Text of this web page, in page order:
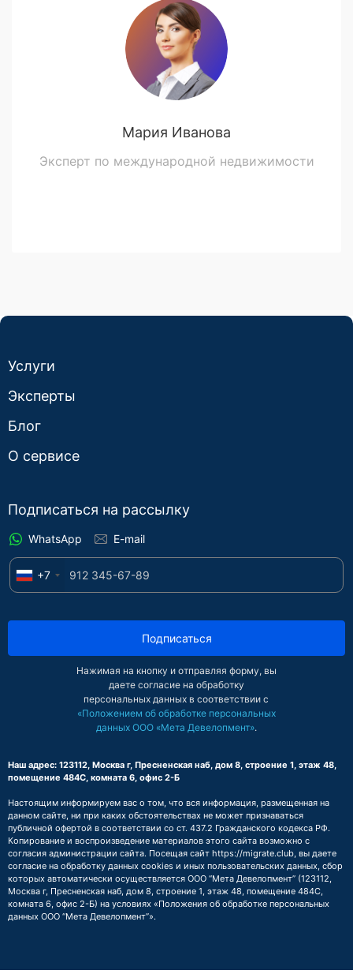
Мария Иванова
Эксперт по международной недвижимости
Услуги
Эксперты
Блог
О сервисе
Подписаться на рассылку
WhatsApp E-mail
+7
Подписаться
Нажимая на кнопку и отправляя форму, вы
даете согласие на обработку
персональных данных в соответствии с
«Положением об обработке персональных
данных ООО «Мета Девелопмент».
Наш адрес: 123112, Москва г, Пресненская наб, дом 8, строение 1, этаж 48,
помещение 484С, комната 6, офис 2-Б
Настоящим информируем вас о том, что вся информация, размещенная на
данном сайте, ни при каких обстоятельствах не может признаваться
публичной офертой в соответствии со ст. 437.2 Гражданского кодекса РФ.
Копирование и воспроизведение материалов этого сайта возможно с
согласия администрации сайта. Посещая сайт https://migrate.club, вы даете
согласие на обработку данных cookies и иных пользовательских данных, сбор
которых автоматически осуществляется ООО “Мета Девелопмент” (123112,
Москва г, Пресненская наб, дом 8, строение 1, этаж 48, помещение 484С,
комната 6, офис 2-Б) на условиях «Положения об обработке персональных
данных ООО “Мета Девелопмент”».